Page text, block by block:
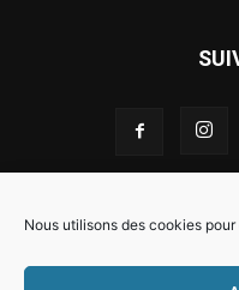
Nous utilisons des cookies
Intégration Ghislain